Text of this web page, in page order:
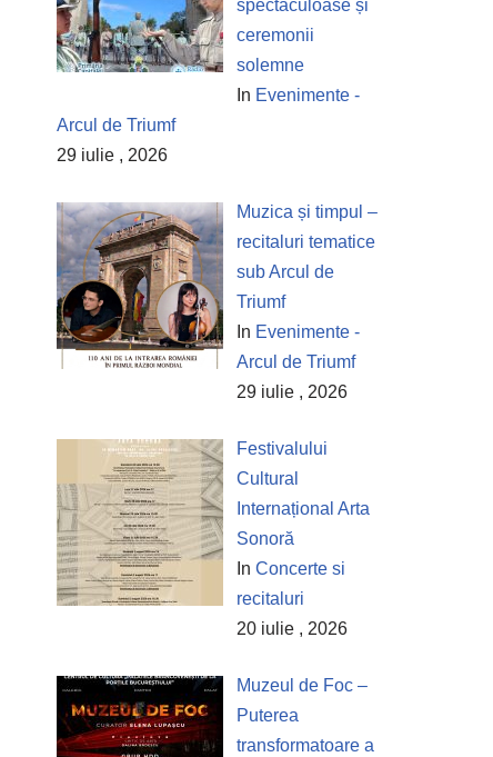
spectaculoase și
ceremonii
solemne
In Evenimente -
Arcul de Triumf
29 iulie , 2026
Muzica și timpul –
recitaluri tematice
sub Arcul de
Triumf
In Evenimente -
Arcul de Triumf
29 iulie , 2026
Festivalului
Cultural
Internațional Arta
Sonoră
In Concerte si
recitaluri
20 iulie , 2026
Muzeul de Foc –
Puterea
transformatoare a